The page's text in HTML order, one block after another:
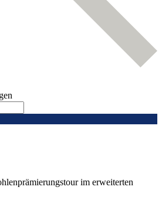
im erweiterten